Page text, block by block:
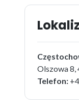
Olszowa 8,
Telefon: